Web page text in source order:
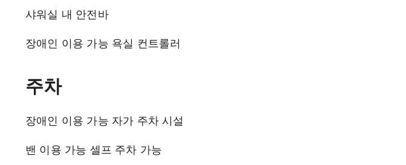
샤워실 내 안전바
장애인 이용 가능 욕실 컨트롤러
주차
장애인 이용 가능 자가 주차 시설
밴 이용 가능 셀프 주차 가능